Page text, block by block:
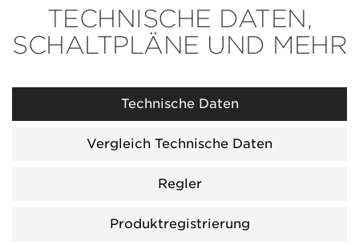
TECHNISCHE DATEN,
SCHALTPLÄNE UND MEHR
Technische Daten
Vergleich Technische Daten
Regler
Produktregistrierung